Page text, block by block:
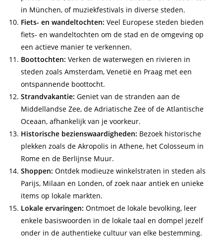
in München, of muziekfestivals in diverse steden.
Fiets- en wandeltochten: Veel Europese steden bieden
fiets- en wandeltochten om de stad en de omgeving op
een actieve manier te verkennen.
Boottochten: Verken de waterwegen en rivieren in
steden zoals Amsterdam, Venetië en Praag met een
ontspannende boottocht.
Strandvakantie: Geniet van de stranden aan de
Middellandse Zee, de Adriatische Zee of de Atlantische
Oceaan, afhankelijk van je voorkeur.
Historische bezienswaardigheden: Bezoek historische
plekken zoals de Akropolis in Athene, het Colosseum in
Rome en de Berlijnse Muur.
Shoppen: Ontdek modieuze winkelstraten in steden als
Parijs, Milaan en Londen, of zoek naar antiek en unieke
items op lokale markten.
Lokale ervaringen: Ontmoet de lokale bevolking, leer
enkele basiswoorden in de lokale taal en dompel jezelf
onder in de authentieke cultuur van elke bestemming.